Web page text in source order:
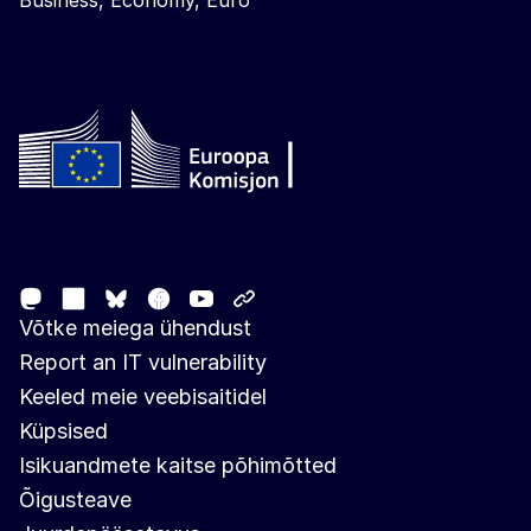
MastodonLinkedIn
Bluesky
Facebook
Youtube
Võtke meiega ühendust
Report an IT vulnerability
Keeled meie veebisaitidel
Küpsised
Isikuandmete kaitse põhimõtted
Õigusteave